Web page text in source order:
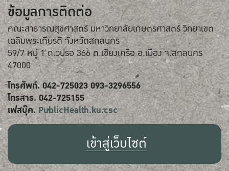
ข้อมูลการติดต่อ
คณะสาธารณสุขศาสตร์ มหาวิทยาลัยเกษตรศาสตร์ วิทยาเขต
เฉลิมพระเกียรติ จังหวัดสกลนคร
59/7 หมู่ 1 ถ.วปรอ 366 ต.เชียงเครือ อ.เมือง จ.สกลนคร
47000
โทรศัพท์. 042-725023 093-3296556
โทรสาร. 042-725155
เฟสบุ๊ค.PublicHealth.ku.csc
เข้าสู่เว็บไซต์